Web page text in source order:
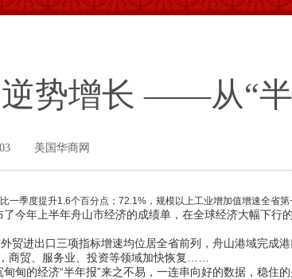
势增长 ——从“
美国华商网
季度提升1.6个百分点；72.1%，规模以上工业增加值增速全省第
年上半年舟山市经济的成绩单，在全球经济大幅下行
进出口三项指标增速均位居全省前列，舟山港域完成
商贸、服务业、投资等领域加快恢复……
的经济“半年报”来之不易，一连串向好的数据，稳住